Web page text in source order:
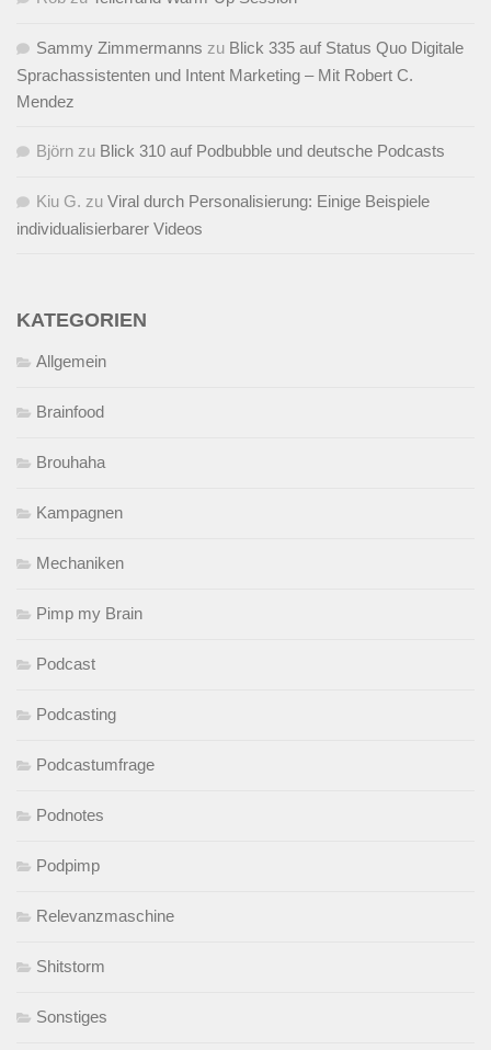
Sammy Zimmermanns zu Blick 335 auf Status Quo Digitale
Sprachassistenten und Intent Marketing – Mit Robert C.
Mendez
Björn zu Blick 310 auf Podbubble und deutsche Podcasts
Kiu G. zu Viral durch Personalisierung: Einige Beispiele
individualisierbarer Videos
KATEGORIEN
Allgemein
Brainfood
Brouhaha
Kampagnen
Mechaniken
Pimp my Brain
Podcast
Podcasting
Podcastumfrage
Podnotes
Podpimp
Relevanzmaschine
Shitstorm
Sonstiges